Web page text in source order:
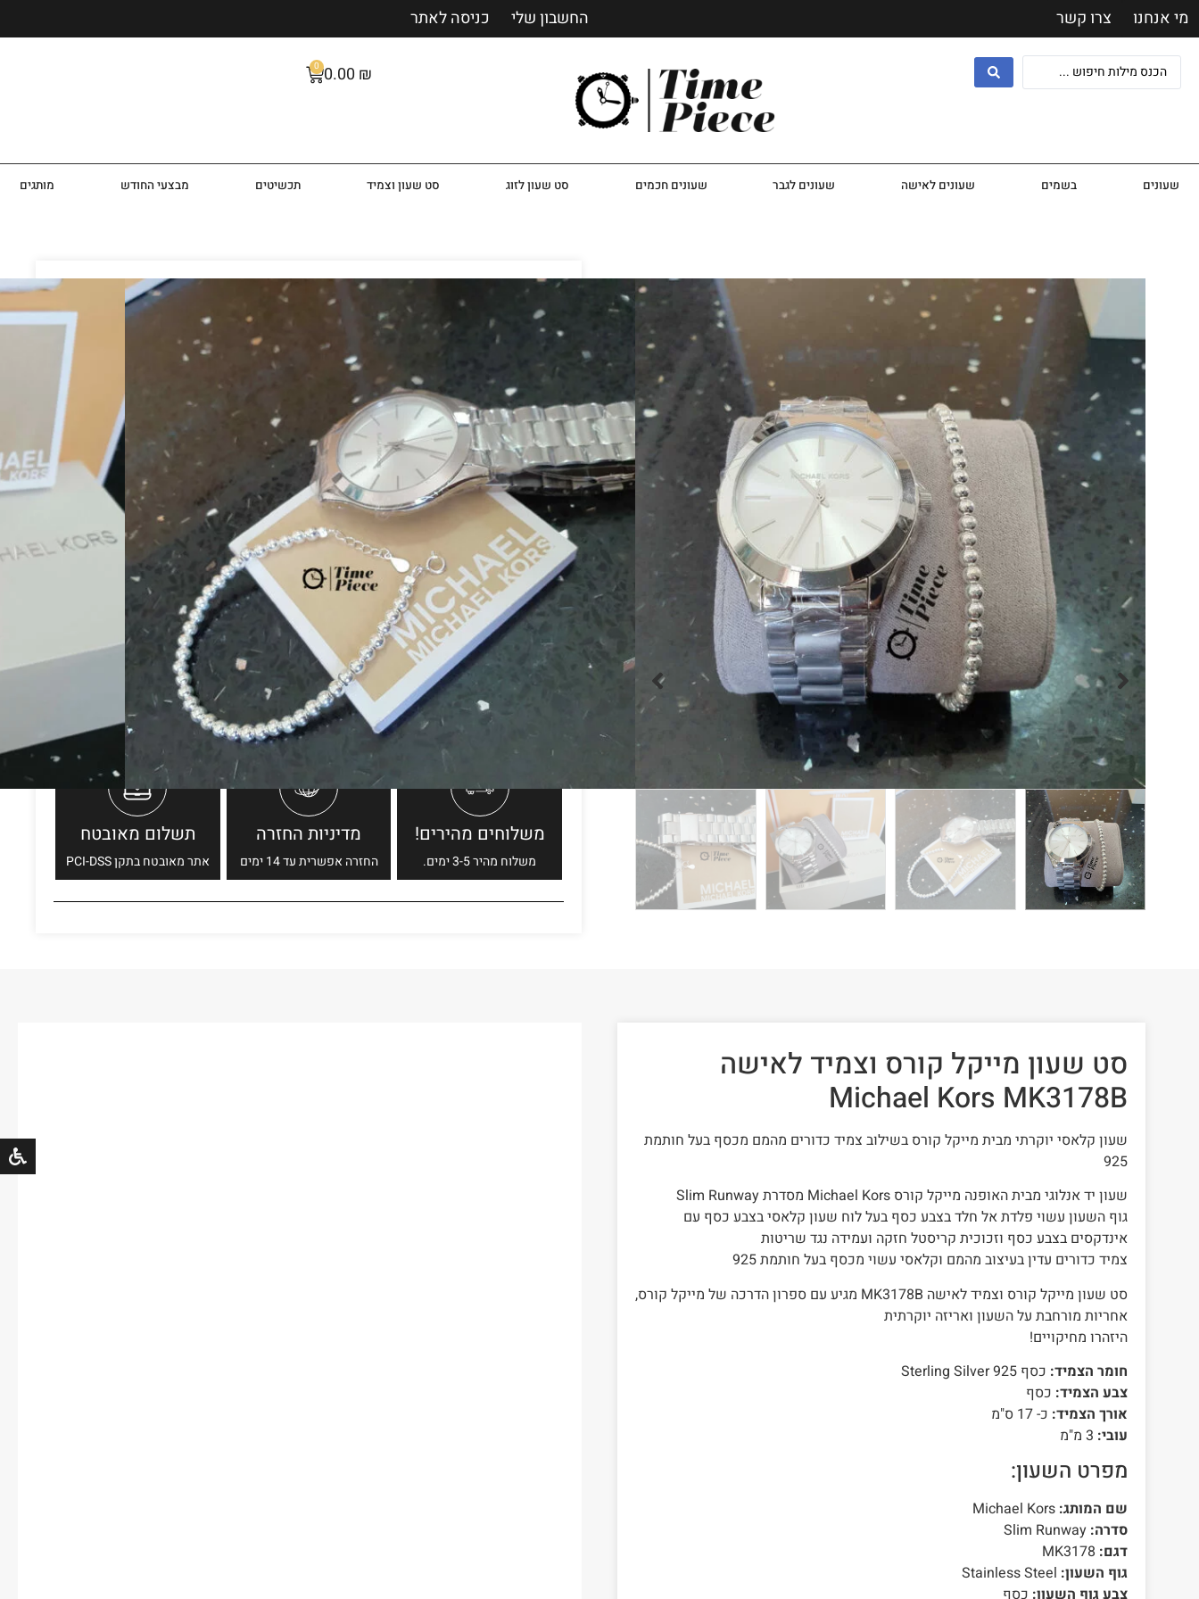
מי אנחנו צרו קשר החשבון שלי כניסה לאתר
0.00 ₪
0
שעונים בשמים שעונים לאישה שעונים לגבר שעונים חכמים סט שעון לזוג סט שעון וצמיד תכשיטים מבצעי החודש מותגים
סט שעון מייקל קורס וצמיד לאישה MK3178B
שעון קלאסי יוקרתי מבית מייקל קורס בשילוב צמיד כדורים מהמם מכסף בעל חותמת
שעון יד אנלוגי מבית האופנה מייקל קורס Michael Kors מסדרת Slim Runway
גוף השעון עשוי פלדת אל חלד בצבע כסף בעל לוח שעון קלאסי בצבע כסף עם אינדקסים
בצבע כסף וזכוכית קריסטל חזקה ועמידה נגד שריטות
צמיד כדורים עדין בעיצוב מהמם וקלאסי עשוי מכסף בעל חותמת 925



מק"ט:MK3178B
790.00₪
499.00 ₪
הוספה לסל קנה עכשיו
משלוחים מהירים!
משלוח מהיר 3-5 ימים.
מדיניות החזרה
החזרה אפשרית עד 14 ימים
תשלום מאובטח
אתר מאובטח בתקן PCI-DSS
סט שעון מייקל קורס וצמיד לאישה
Michael Kors MK3178B
שעון קלאסי יוקרתי מבית מייקל קורס בשילוב צמיד כדורים מהמם מכסף בעל חותמת
925
שעון יד אנלוגי מבית האופנה מייקל קורס Michael Kors מסדרת Slim Runway
גוף השעון עשוי פלדת אל חלד בצבע כסף בעל לוח שעון קלאסי בצבע כסף עם
אינדקסים בצבע כסף וזכוכית קריסטל חזקה ועמידה נגד שריטות
צמיד כדורים עדין בעיצוב מהמם וקלאסי עשוי מכסף בעל חותמת 925
סט שעון מייקל קורס וצמיד לאישה MK3178B מגיע עם ספרון הדרכה של מייקל קורס,
אחריות מורחבת על השעון ואריזה יוקרתית
היזהרו מחיקויים!
חומר הצמיד: כסף Sterling Silver 925
צבע הצמיד: כסף
אורך הצמיד: כ- 17 ס"מ
עובי:
מפרט השעון:
שם המותג: Michael Kors
סדרה:
דגם:
גוף השעון: